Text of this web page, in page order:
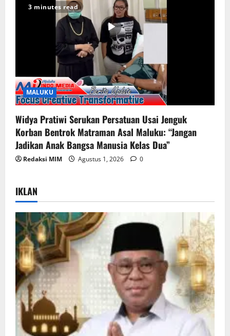
3 minutes read
MALUKU
Widya Pratiwi Serukan Persatuan Usai Jenguk
Korban Bentrok Matraman Asal Maluku: “Jangan
Jadikan Anak Bangsa Manusia Kelas Dua”
Redaksi MIM Agustus 1, 2026 0
IKLAN